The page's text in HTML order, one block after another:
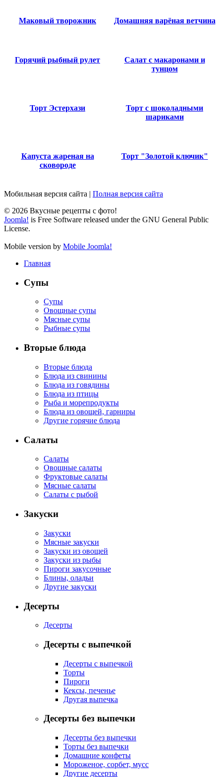
Маковый творожник Домашняя варёная ветчина
Горячий рыбный рулет
Салат с макаронами и
тунцом
Торт Эстерхази
Торт с шоколадными
шариками
Капуста жареная на
сковороде
Торт "Золотой ключик"
Мобильная версия сайта | Полная версия сайта
© 2026 Вкусные рецепты с фото!
Joomla! is Free Software released under the GNU General Public
License.
Mobile version by Mobile Joomla!
Главная
Супы
Супы
Овощные супы
Мясные супы
Рыбные супы
Вторые блюда
Вторые блюда
Блюда из свинины
Блюда из говядины
Блюда из птицы
Рыба и морепродукты
Блюда из овощей, гарниры
Другие горячие блюда
Салаты
Салаты
Овощные салаты
Фруктовые салаты
Мясные салаты
Салаты с рыбой
Закуски
Закуски
Мясные закуски
Закуски из овощей
Закуски из рыбы
Пироги закусочные
Блины, оладьи
Другие закуски
Десерты
Десерты
Десерты с выпечкой
Десерты с выпечкой
Торты
Пироги
Кексы, печенье
Другая выпечка
Десерты без выпечки
Десерты без выпечки
Торты без выпечки
Домашние конфеты
Мороженое, сорбет, мусс
Другие десерты